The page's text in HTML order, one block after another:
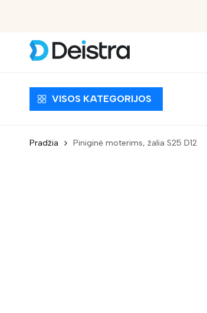
VISOS KATEGORIJOS
Pradžia Piniginė moterims, žalia S25 D12